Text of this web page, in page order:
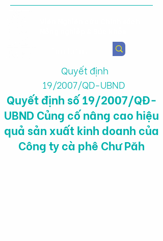
Quyết định
19/2007/QD-UBND
Quyết định số 19/2007/QĐ-
UBND Củng cố nâng cao hiệu
quả sản xuất kinh doanh của
Công ty cà phê Chư Păh